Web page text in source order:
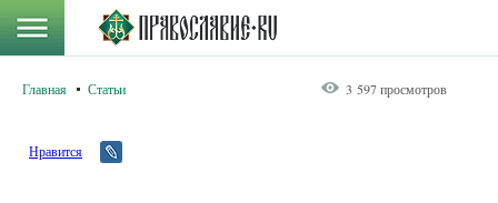
Главная Статьи 3 597 просмотров
Нравится